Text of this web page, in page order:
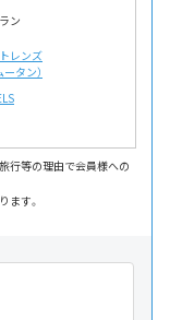
ン
レンズ
タン）
旅行等の理由で会員様への
ます。